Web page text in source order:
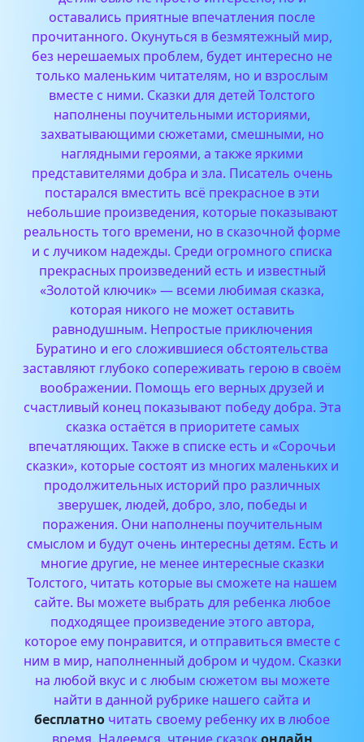
оставались приятные впечатления после
прочитанного. Окунуться в безмятежный мир,
без нерешаемых проблем, будет интересно не
только маленьким читателям, но и взрослым
вместе с ними. Сказки для детей Толстого
наполнены поучительными историями,
захватывающими сюжетами, смешными, но
наглядными героями, а также яркими
представителями добра и зла. Писатель очень
постарался вместить всё прекрасное в эти
небольшие произведения, которые показывают
реальность того времени, но в сказочной форме
и с лучиком надежды. Среди огромного списка
прекрасных произведений есть и известный
«Золотой ключик» — всеми любимая сказка,
которая никого не может оставить
равнодушным. Непростые приключения
Буратино и его сложившиеся обстоятельства
заставляют глубоко сопереживать герою в своём
воображении. Помощь его верных друзей и
счастливый конец показывают победу добра. Эта
сказка остаётся в приоритете самых
впечатляющих. Также в списке есть и «Сорочьи
сказки», которые состоят из многих маленьких и
продолжительных историй про различных
зверушек, людей, добро, зло, победы и
поражения. Они наполнены поучительным
смыслом и будут очень интересны детям. Есть и
многие другие, не менее интересные сказки
Толстого, читать которые вы сможете на нашем
сайте. Вы можете выбрать для ребенка любое
подходящее произведение этого автора,
которое ему понравится, и отправиться вместе с
ним в мир, наполненный добром и чудом. Сказки
на любой вкус и с любым сюжетом вы можете
найти в данной рубрике нашего сайта и
бесплатно читать своему ребенку их в любое